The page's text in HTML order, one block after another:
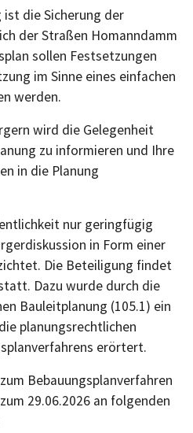
ist die Sicherung der
der Straßen Homanndamm
sollen Festsetzungen
im Sinne eines einfachen
werden.
wird die Gelegenheit
zu informieren und Ihre
in die Planung
nur geringfügig
in Form einer
Die Beteiligung findet
Dazu wurde durch die
Bauleitplanung (105.1) ein
planungsrechtlichen
erörtert.
Bebauungsplanverfahren
29.06.2026 an folgenden